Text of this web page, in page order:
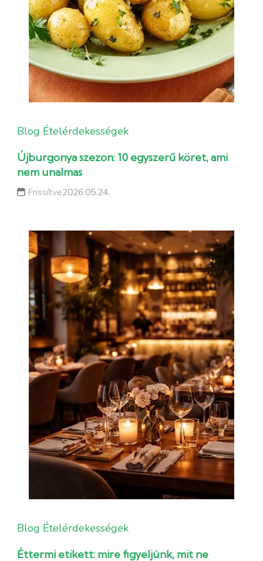
Blog Ételérdekességek
Újburgonya szezon: 10 egyszerű köret, ami
nem unalmas
Frissítve2026.05.24.
Blog Ételérdekességek
Éttermi etikett: mire figyeljünk, mit ne